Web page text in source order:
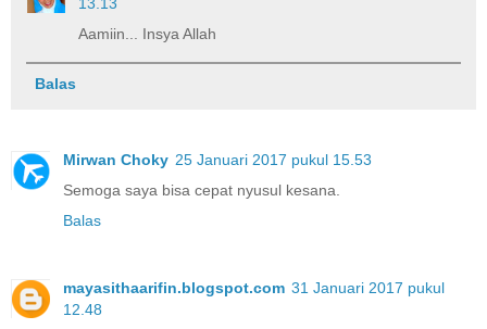
13.13
Aamiin... Insya Allah
Balas
Mirwan Choky 25 Januari 2017 pukul 15.53
Semoga saya bisa cepat nyusul kesana.
Balas
mayasithaarifin.blogspot.com 31 Januari 2017 pukul
12.48